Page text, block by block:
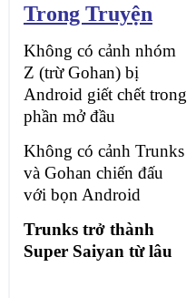
Trong Truyện
Không có cảnh nhóm
Z (trừ Gohan) bị
Android giết chết trong
phần mở đầu
Không có cảnh Trunks
và Gohan chiến đấu
với bọn Android
Trunks trở thành
Super Saiyan từ lâu